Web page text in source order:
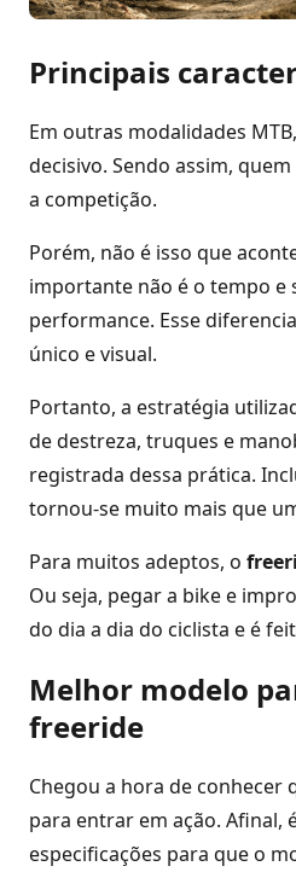
Principais
Em outras modalidades
decisivo. Sendo assim,
a competição.
Porém, não é isso que
importante não é o tempo e
performance. Esse
único e visual.
Portanto, a estratégia
de destreza, truques e
registrada dessa prática.
tornou-se muito mais que
Para muitos adeptos, o
Ou seja, pegar a bike e
do dia a dia do ciclista e é
Melhor modelo
freeride
Chegou a hora de conhecer
para entrar em ação. Afinal,
especificações para que o